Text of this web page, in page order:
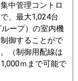
中管理コントロ
、最大1,024台
ループ）の室内機
御することがで
（制御用配線は
ｍまで可能で